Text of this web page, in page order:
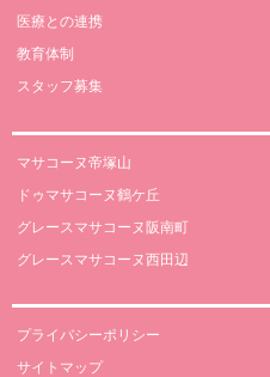
医療との連携
教育体制
スタッフ募集
マサコーヌ帝塚山
ドゥマサコーヌ鶴ケ丘
グレースマサコーヌ阪南町
グレースマサコーヌ西田辺
プライバシーポリシー
サイトマップ